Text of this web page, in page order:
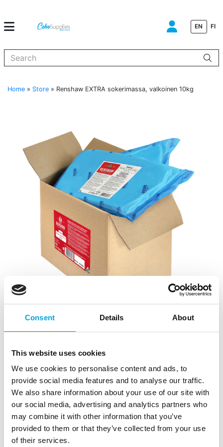
Consent Details About
This website uses cookies
We use cookies to personalise content and ads, to
provide social media features and to analyse our traffic.
We also share information about your use of our site with
our social media, advertising and analytics partners who
may combine it with other information that you’ve
provided to them or that they’ve collected from your use
of their services.
EN FI
Home » Store » Renshaw EXTRA sokerimassa, valkoinen 10kg
10kg
SKU: 02835-2 | EAN: 5010301328166 | Outer box: 1
Trading unit: 1
Renshaw:n uuden sukupolven sokerimassa. Elastisempi
sokerimassa soveltuu kakun päälle, muotoiluun sekä
koristeisiin.